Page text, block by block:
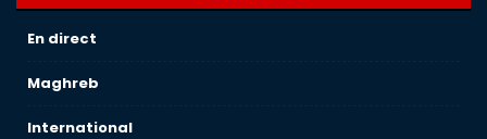
En direct
Maghreb
International